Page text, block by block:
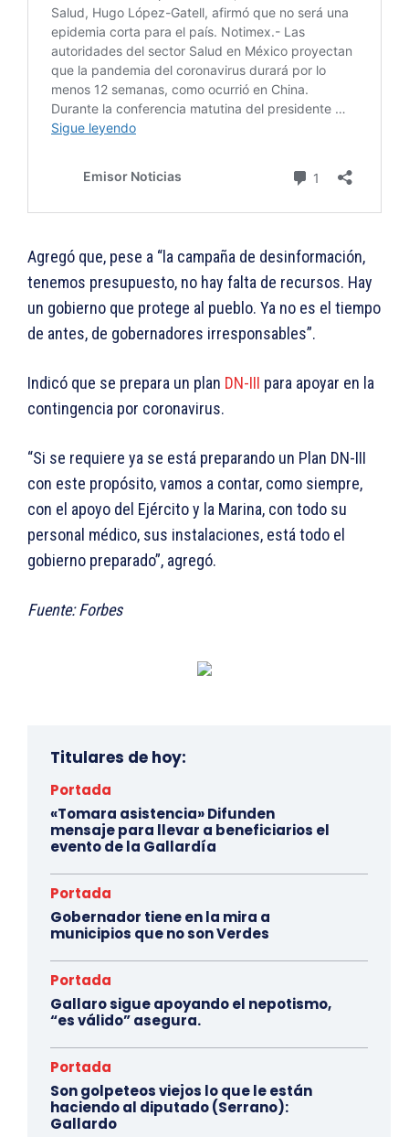
Agregó que, pese a “la campaña de desinformación,
tenemos presupuesto, no hay falta de recursos. Hay
un gobierno que protege al pueblo. Ya no es el tiempo
de antes, de gobernadores irresponsables”.
Indicó que se prepara un plan DN-III para apoyar en la
contingencia por coronavirus.
“Si se requiere ya se está preparando un Plan DN-III
con este propósito, vamos a contar, como siempre,
con el apoyo del Ejército y la Marina, con todo su
personal médico, sus instalaciones, está todo el
gobierno preparado”, agregó.
Fuente: Forbes
Titulares de hoy:
Portada
«Tomara asistencia» Difunden
mensaje para llevar a beneficiarios el
evento de la Gallardía
Portada
Gobernador tiene en la mira a
municipios que no son Verdes
Portada
Gallaro sigue apoyando el nepotismo,
“es válido” asegura.
Portada
Son golpeteos viejos lo que le están
haciendo al diputado (Serrano):
Gallardo